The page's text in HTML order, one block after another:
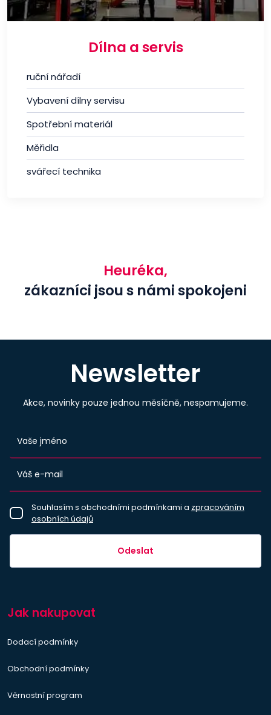
Dílna a servis
ruční nářadí
Vybavení dílny servisu
Spotřební materiál
Měřidla
svářecí technika
Heuréka,
zákazníci jsou s námi spokojeni
Newsletter
Akce, novinky pouze jednou měsíčně, nespamujeme.
Souhlasím s obchodními podmínkami a zpracováním
osobních údajů
Odeslat
Jak nakupovat
Dodací podmínky
Obchodní podmínky
Věrnostní program